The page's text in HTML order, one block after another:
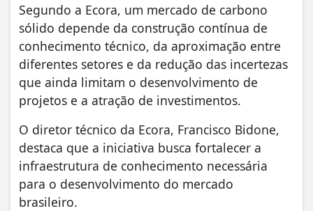
Segundo a Ecora, um mercado de carbono
sólido depende da construção contínua de
conhecimento técnico, da aproximação entre
diferentes setores e da redução das incertezas
que ainda limitam o desenvolvimento de
projetos e a atração de investimentos.
O diretor técnico da Ecora, Francisco Bidone,
destaca que a iniciativa busca fortalecer a
infraestrutura de conhecimento necessária
para o desenvolvimento do mercado
brasileiro.